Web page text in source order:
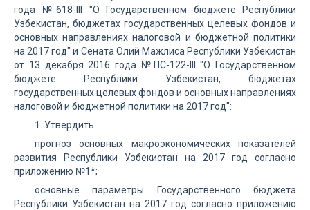
года №618-III "О Государственном бюджете Республики
Узбекистан, бюджетах государственных целевых фондов и
основных направлениях налоговой и бюджетной политики
на 2017 год" и Сената Олий Мажлиса Республики Узбекистан
от 13 декабря 2016 года №ПС-122-III "О Государственном
бюджете Республики Узбекистан, бюджетах
государственных целевых фондов и основных направлениях
налоговой и бюджетной политики на 2017 год":
1. Утвердить:
прогноз основных макроэкономических показателей
развития Республики Узбекистан на 2017 год согласно
приложению №1*;
основные параметры Государственного бюджета
Республики Узбекистан на 2017 год согласно приложению